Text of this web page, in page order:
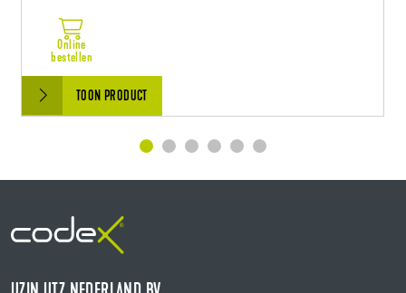
Online
bestellen
TOON PRODUCT